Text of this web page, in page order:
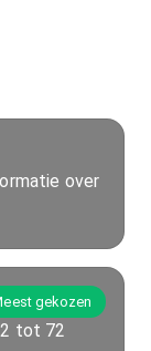
over
gekozen
tot 72